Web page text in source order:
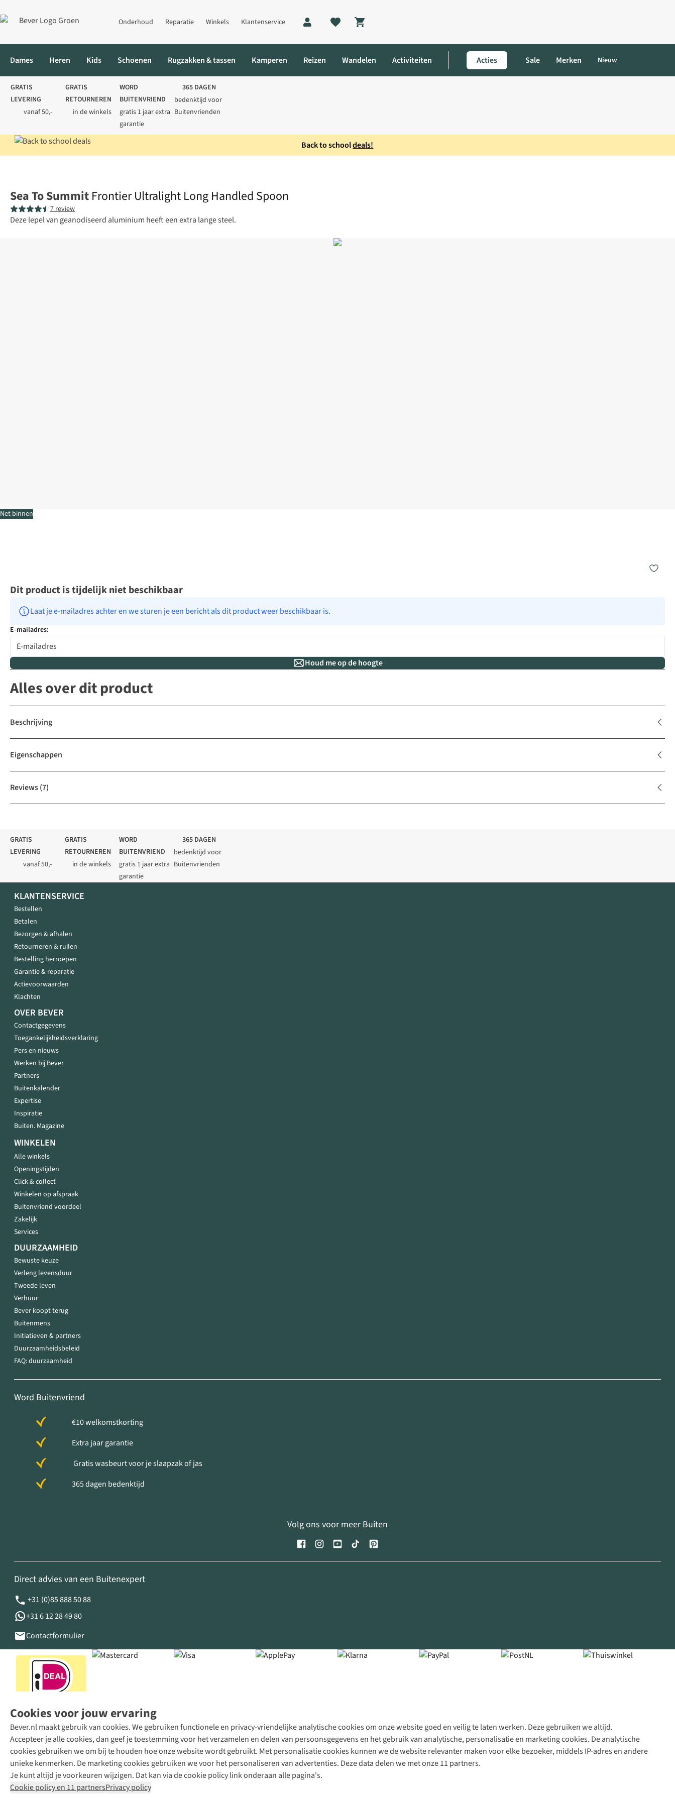
Onderhoud Reparatie Winkels Klantenservice
Shopping cart
Dames Heren Kids Schoenen Rugzakken & tassen Kamperen Reizen Wandelen Activiteiten Acties Sale Merken Nieuw
GRATIS
LEVERING
vanaf 50,-
GRATIS
RETOURNEREN
in de winkels
WORD
BUITENVRIEND
gratis 1 jaar extra
garantie
365 DAGEN
bedenktijd voor
Buitenvrienden
Back to schooldeals!
Net binnen
Sea To Summit Frontier Ultralight Long Handled Spoon
7 review
Deze lepel van geanodiseerd aluminium heeft een extra lange steel.
Dit product is tijdelijk niet beschikbaar
Laat je e-mailadres achter en we sturen je een bericht als dit product weer beschikbaar is.
E-mailadres:
Houd me op de hoogte
Alles over dit product
Beschrijving
Eigenschappen
Reviews(7)
Cookies voor jouw ervaring
Bever.nl maakt gebruik van cookies. We gebruiken functionele en privacy-vriendelijke analytische cookies om onze website goed en veilig te laten werken. Deze gebruiken we altijd.
Accepteer je alle cookies, dan geef je toestemming voor het verzamelen en delen van persoonsgegevens en het gebruik van analytische, personalisatie en marketing cookies. De analytische
cookies gebruiken we om bij te houden hoe onze website wordt gebruikt. Met personalisatie cookies kunnen we de website relevanter maken voor elke bezoeker, middels IP-adres en andere
unieke kenmerken. De marketing cookies gebruiken we voor het personaliseren van advertenties. Deze data delen we met onze 11 partners.
Je kunt altijd je voorkeuren wijzigen. Dat kan via de cookie policy link onderaan alle pagina's.
Cookie policy en 11 partnersPrivacy policy
GRATIS
LEVERING
vanaf 50,-
GRATIS
RETOURNEREN
in de winkels
WORD
BUITENVRIEND
gratis 1 jaar extra
garantie
365 DAGEN
bedenktijd voor
Buitenvrienden
KLANTENSERVICE
Bestellen
Betalen
Bezorgen & afhalen
Retourneren & ruilen
Bestelling herroepen
Garantie & reparatie
Actievoorwaarden
Klachten
OVER BEVER
Contactgegevens
Toegankelijkheidsverklaring
Pers en nieuws
Werken bij Bever
Partners
Buitenkalender
Expertise
Inspiratie
Buiten. Magazine
WINKELEN
Alle winkels
Openingstijden
Click & collect
Winkelen op afspraak
Buitenvriend voordeel
Zakelijk
Services
DUURZAAMHEID
Bewuste keuze
Verleng levensduur
Tweede leven
Verhuur
Bever koopt terug
Buitenmens
Initiatieven & partners
Duurzaamheidsbeleid
FAQ: duurzaamheid
Word Buitenvriend
€10 welkomstkorting
Extra jaar garantie
Gratis wasbeurt voor je slaapzak of jas
365 dagen bedenktijd
Volg ons voor meer Buiten
Direct advies van een Buitenexpert
+31 (0)85 888 50 88
+31 6 12 28 49 80
Contactformulier